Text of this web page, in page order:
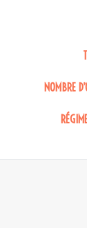
NOMBRE